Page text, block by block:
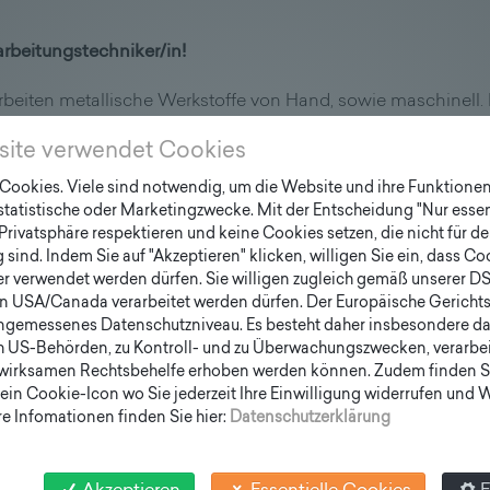
in!
metallische Werkstoffe von Hand, sowie maschinell.
sowie Metallen wie Stahl, Eisen oder Aluminium
technische Zeichnungen gefertigt und auch das
Überdachungen, Rahmenkonstruktionen und mehr.
werden mit verschiedenen
Bohren, Fräsen, Drehen, Umformen, Schweißen,
EUR brutto/Monat
Tätigkeiten
immer ein
und Anregungen
verwendet Cookies
Viele sind notwendig, um die Website und ihre
oder Marketingzwecke. Mit der Entscheidung "Nur
respektieren und keine Cookies setzen, die nicht für
sind. Indem Sie auf "Akzeptieren" klicken, willigen Sie ein, dass
verwendet werden dürfen. Sie willigen zugleich gemäß unserer
USA/Canada verarbeitet werden dürfen. Der Europäische
Datenschutzniveau. Es besteht daher insbesondere
US-Behörden, zu Kontroll- und zu Überwachungszwecken,
Rechtsbehelfe erhoben werden können. Zudem finden
Cookie-Icon wo Sie jederzeit Ihre Einwilligung widerrufen und
Infomationen finden Sie hier: Datenschutzerklärung